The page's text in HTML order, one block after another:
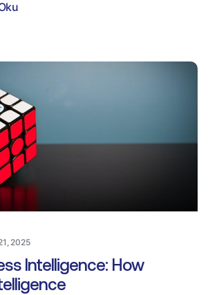
2025
Intelligence: How